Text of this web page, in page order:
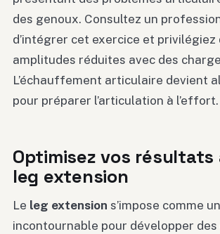
des genoux. Consultez un
d’intégrer cet exercice et privilégiez
amplitudes réduites avec des
L’échauffement articulaire devient
pour préparer l’articulation à l’effort.
Optimisez vos résultats
leg extension
Le leg extension s’impose comme
incontournable pour développer des